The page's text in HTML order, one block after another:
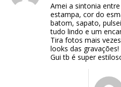
Amei a sintonia entre
estampa, cor do
batom, sapato,
tudo lindo e um
Tira fotos mais
looks das gravações!
Gui tb é super